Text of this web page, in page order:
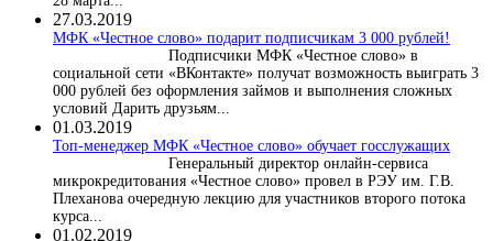
27.03.2019
МФК «Честное слово» подарит подписчикам 3 000 рублей!
Подписчики МФК «Честное слово» в
социальной сети «ВКонтакте» получат возможность выиграть 3
000 рублей без оформления займов и выполнения сложных
условий Дарить друзьям...
01.03.2019
Топ-менеджер МФК «Честное слово» обучает госслужащих
Генеральный директор онлайн-сервиса
микрокредитования «Честное слово» провел в РЭУ им. Г.В.
Плеханова очередную лекцию для участников второго потока
курса...
01.02.2019